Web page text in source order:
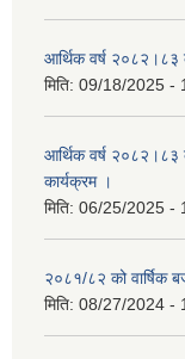
आर्थिक वर्ष २०८२।८३
मिति: 09/18/2025 -
आर्थिक वर्ष २०८२।८३
कार्यक्रम ।
मिति: 06/25/2025 -
२०८१/८२ को वार्षिक
मिति: 08/27/2024 -